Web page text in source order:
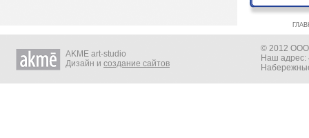
AKME art-studio
Дизайн и создание сайтов
© 2012 ООО
Наш адрес: